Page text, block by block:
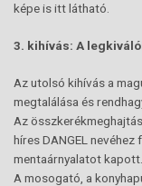
képe is itt látható.
3. kihívás: A
Az utolsó kihívás a
megtalálása és
Az
híres DANGEL
mentaárnyalatot kapott.
A mosogató, a